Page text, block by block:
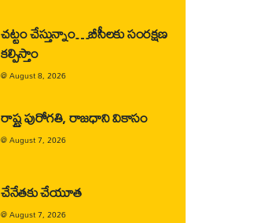
చట్టం చేస్తున్నాం…బీసీలకు సంరక్షణ
కల్పిస్తాం
@August 8, 2026
రాష్ట్ర పురోగతి, రాజధాని వికాసం
@August 7, 2026
చేనేతకు చేయూత
@August 7, 2026